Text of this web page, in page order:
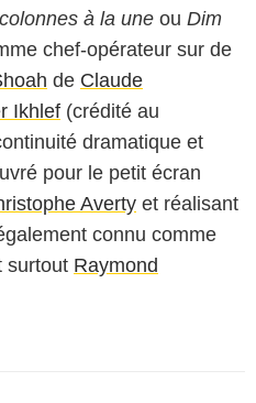
à la une ou Dim
chef-opérateur sur de
de Claude
Ikhlef (crédité au
dramatique et
pour le petit écran
Averty et réalisant
connu comme
surtout Raymond